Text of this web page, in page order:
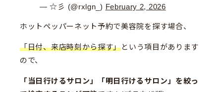
— ☆彡 (@rxlgn_) February 2, 2026
ホットペッパーネット予約で美容院を探す場合、
「日付、来店時刻から探す」という項目があります
ので、
「当日行けるサロン」「明日行けるサロン」を絞っ